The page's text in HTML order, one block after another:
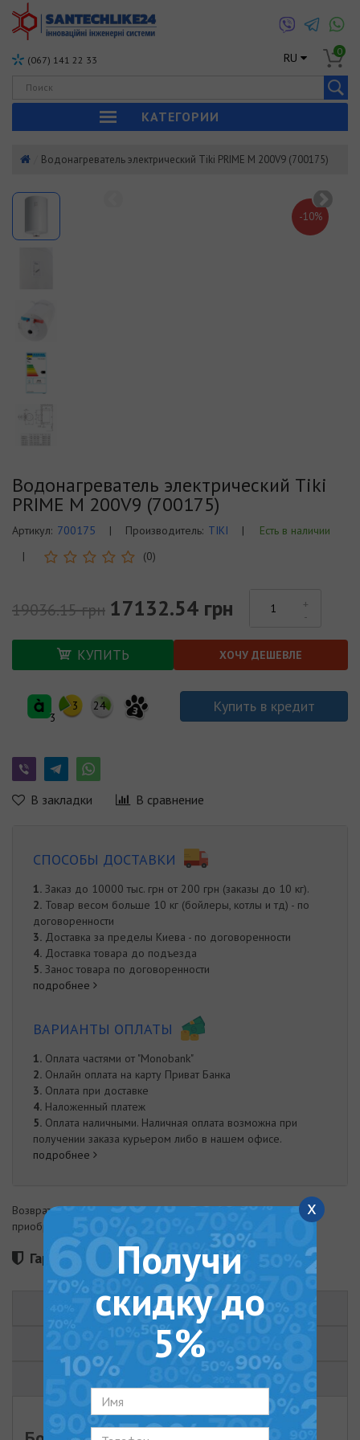
(067) 141 22 33 RU 0
КАТЕГОРИИ
Водонагреватель электрический Tiki PRIME M 200V9 (700175)
-10%
Водонагреватель электрический Tiki
PRIME M 200V9 (700175)
Артикул: 700175 | Производитель: TIKI |
Есть в наличии
|
(0)
19036.15 грн 17132.54 грн
КУПИТЬ ХОЧУ ДЕШЕВЛЕ
3
3 24 3 Купить в кредит
В закладки В сравнение
СПОСОБЫ ДОСТАВКИ
1. Заказ до 10000 тыс. грн от 200 грн (заказы до 10 кг).
2. Товар весом больше 10 кг (бойлеры, котлы и тд) - по
договоренности
3. Доставка за пределы Киева - по договоренности
4. Доставка товара до подъезда
5. Занос товара по договоренности
подробнее
ВАРИАНТЫ ОПЛАТЫ
1. Оплата частями от "Monobank"
2. Онлайн оплата на карту Приват Банка
3. Оплата при доставке
4. Наложенный платеж
5. Оплата наличными. Наличная оплата возможна при
получении заказа курьером либо в нашем офисе.
подробнее
Возврат товара возможен в течение 14 дней с момента
приобретения
Гарантия 120 месяцев
ОПИСАНИЕ
ХАРАКТЕРИСТИКИ
x
Получи
скидку до
5%